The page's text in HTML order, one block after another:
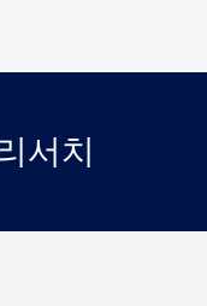
서치